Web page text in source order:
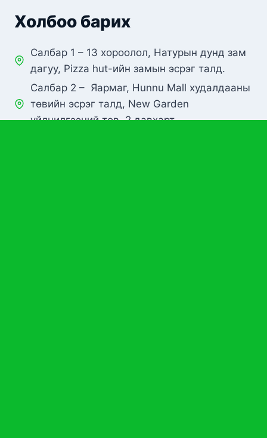
Холбоо барих
Салбар 1 – 13 хороолол, Натурын дунд зам
дагуу, Pizza hut-ийн замын эсрэг талд.
Салбар 2 – Яармаг, Hunnu Mall худалдааны
төвийн эсрэг талд, New Garden
үйлчилгээний төв, 2 давхарт